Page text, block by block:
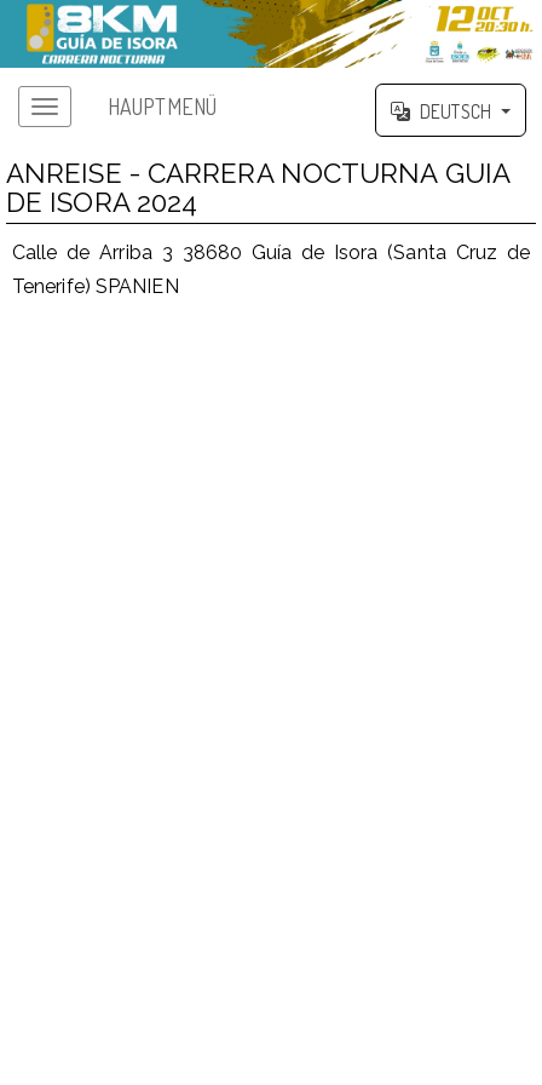
HAUPTMENÜ DEUTSCH
ANREISE - CARRERA NOCTURNA GUIA
DE ISORA 2024
Calle de Arriba 3 38680 Guía de Isora (Santa Cruz de
Tenerife) SPANIEN